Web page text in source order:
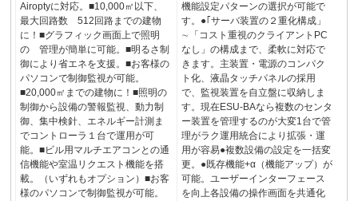
Airoptyに対応。■10,000㎡以下、
最大回路数 512回路までの建物
に！■グラフィック画面上で照明
の 管理が簡単に可能。■明るさ制
御により省エネを支援。■お客様の
パソコンで制御監視が可能。
■20,000㎡までの建物に！■照明の
制御から設備の警報監視、動力制
御、集中検針、エネルギー計測ま
でコントローラ１台で運用が可
能。■ビル用マルチエアコンとの通
信機能や室温リクエスト機能を搭
載。（いずれもオプション）■お客
様のパソコンで制御監視が可能。
機能設定パターンの選択が可能で
す。●｢サーバ装置の２重化構成」
∼「コスト重視のクライアントPC
なし」の構成まで、柔軟に対応で
きます。主装置・電源のコンパク
ト化、液晶タッチパネルの採用
で、監視装置を自立盤に収納しま
す。現在ESU-BAなら複数のセンタ
ー装置を管理するのが大変1台で管
理がラク運用統合により拡張・運
用が容易●複数設備の設定を一括変
更。●既存機能+α（機能アップ）が
可能。ユーザーインターフェース
を向上各設備の操作画面を共通化